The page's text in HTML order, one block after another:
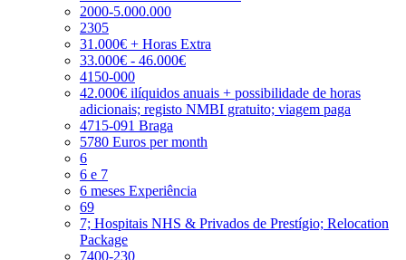
2000-5.000.000
2305
31.000€ + Horas Extra
33.000€ - 46.000€
4150-000
42.000€ ilíquidos anuais + possibilidade de horas
adicionais; registo NMBI gratuito; viagem paga
4715-091 Braga
5780 Euros per month
6
6 e 7
6 meses Experiência
69
7; Hospitais NHS & Privados de Prestígio; Relocation
Package
7400-230